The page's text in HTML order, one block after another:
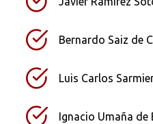
Bernardo Saiz de
Luis Carlos
Ignacio Umaña de
Ordenar por: *